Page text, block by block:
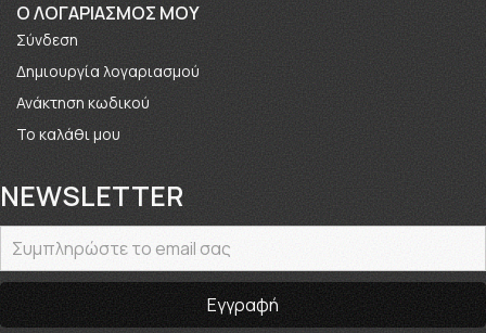
O ΛΟΓΑΡΙΑΣΜΟΣ ΜΟΥ
Σύνδεση
Δημιουργία λογαριασμού
Ανάκτηση κωδικού
Το καλάθι μου
NEWSLETTER